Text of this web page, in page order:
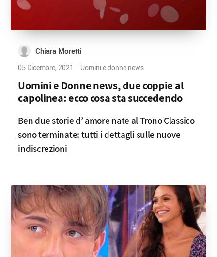
Chiara Moretti
05 Dicembre, 2021 Uomini e donne news
Uomini e Donne news, due coppie al
capolinea: ecco cosa sta succedendo
Ben due storie d’ amore nate al Trono Classico
sono terminate: tutti i dettagli sulle nuove
indiscrezioni